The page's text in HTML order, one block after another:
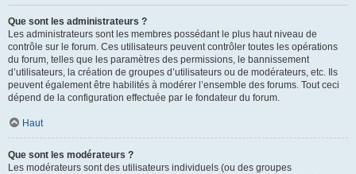
Que sont les administrateurs ?
Les administrateurs sont les membres possédant le plus haut niveau de
contrôle sur le forum. Ces utilisateurs peuvent contrôler toutes les opérations
du forum, telles que les paramètres des permissions, le bannissement
d’utilisateurs, la création de groupes d’utilisateurs ou de modérateurs, etc. Ils
peuvent également être habilités à modérer l’ensemble des forums. Tout ceci
dépend de la configuration effectuée par le fondateur du forum.
Haut
Que sont les modérateurs ?
Les modérateurs sont des utilisateurs individuels (ou des groupes